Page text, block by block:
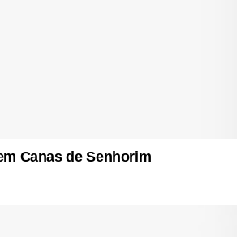
Canas de Senhorim